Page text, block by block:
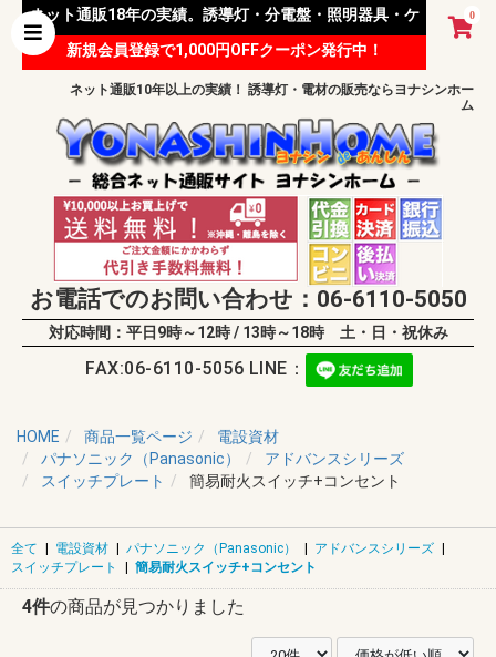
0
ネット通販18年の実績。誘導灯・分電盤・照明器具・ケ
ーブル等 様々な資材を取り扱っています。
新規会員登録で1,000円OFFクーポン発行中！
ネット通販10年以上の実績！ 誘導灯・電材の販売ならヨナシンホー
ム
お電話でのお問い合わせ：06-6110-5050
対応時間：平日9時～12時 / 13時～18時 土・日・祝休み
FAX:06-6110-5056 LINE：
HOME 商品一覧ページ
電設資材
パナソニック（Panasonic）
アドバンスシリーズ
スイッチプレート
簡易耐火スイッチ+コンセント
全て | 電設資材 | パナソニック（Panasonic） | アドバンスシリーズ |
スイッチプレート
| 簡易耐火スイッチ+コンセント
4件の商品が見つかりました